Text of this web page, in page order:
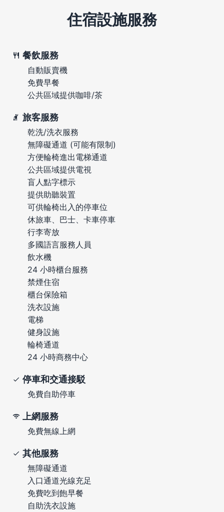
住宿設施服務
餐飲服務
自動販賣機
免費早餐
公共區域提供咖啡/茶
旅客服務
乾洗/洗衣服務
無障礙通道 (可能有限制)
方便輪椅進出電梯通道
公共區域提供電視
盲人點字標示
提供助聽裝置
可供輪椅出入的停車位
休旅車、巴士、卡車停車
行李寄放
多國語言服務人員
飲水機
24 小時櫃台服務
禁煙住宿
櫃台保險箱
洗衣設施
電梯
健身設施
輪椅通道
24 小時商務中心
停車和交通接駁
免費自助停車
上網服務
免費無線上網
其他服務
無障礙通道
入口通道光線充足
免費吃到飽早餐
自助洗衣設施